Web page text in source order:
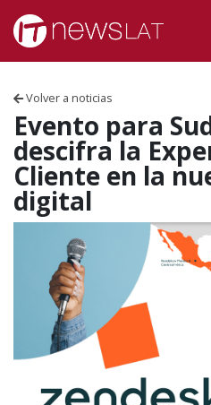
Skip to content
Volver a noticias
Evento para
descifra la
Cliente en la
digital